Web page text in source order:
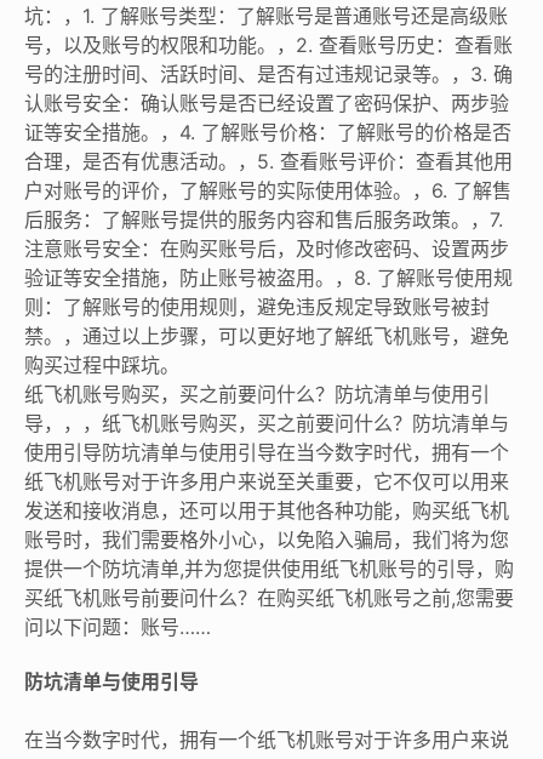
坑：，1. 了解账号类型：了解账号是普通账号还是高级账
号，以及账号的权限和功能。，2. 查看账号历史：查看账
号的注册时间、活跃时间、是否有过违规记录等。，3. 确
认账号安全：确认账号是否已经设置了密码保护、两步验
证等安全措施。，4. 了解账号价格：了解账号的价格是否
合理，是否有优惠活动。，5. 查看账号评价：查看其他用
户对账号的评价，了解账号的实际使用体验。，6. 了解售
后服务：了解账号提供的服务内容和售后服务政策。，7.
注意账号安全：在购买账号后，及时修改密码、设置两步
验证等安全措施，防止账号被盗用。，8. 了解账号使用规
则：了解账号的使用规则，避免违反规定导致账号被封
禁。，通过以上步骤，可以更好地了解纸飞机账号，避免
购买过程中踩坑。
纸飞机账号购买，买之前要问什么？防坑清单与使用引
导，，，纸飞机账号购买，买之前要问什么？防坑清单与
使用引导防坑清单与使用引导在当今数字时代，拥有一个
纸飞机账号对于许多用户来说至关重要，它不仅可以用来
发送和接收消息，还可以用于其他各种功能，购买纸飞机
账号时，我们需要格外小心，以免陷入骗局，我们将为您
提供一个防坑清单,并为您提供使用纸飞机账号的引导，购
买纸飞机账号前要问什么？在购买纸飞机账号之前,您需要
问以下问题：账号……
防坑清单与使用引导
在当今数字时代，拥有一个纸飞机账号对于许多用户来说